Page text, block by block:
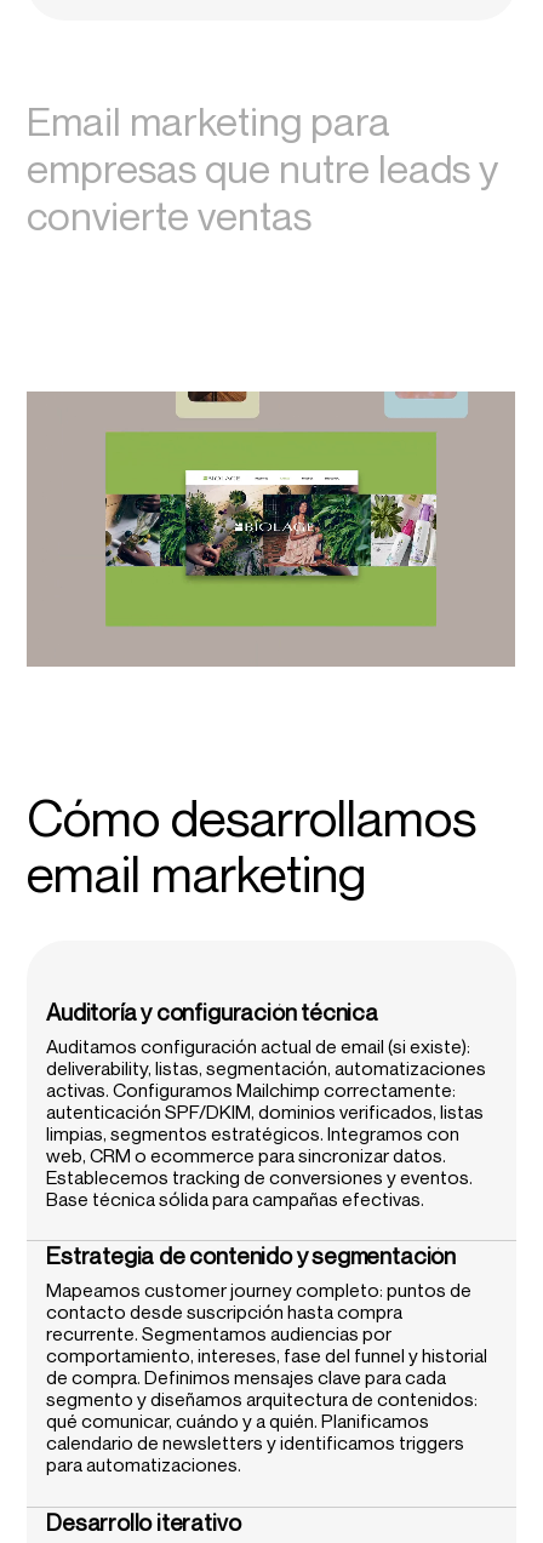
Email marketing para
empresas que nutre leads y
convierte ventas
Cómo desarrollamos
email marketing
Auditoría y configuración técnica
Auditamos configuración actual de email (si existe):
deliverability, listas, segmentación, automatizaciones
activas. Configuramos Mailchimp correctamente:
autenticación SPF/DKIM, dominios verificados, listas
limpias, segmentos estratégicos. Integramos con
web, CRM o ecommerce para sincronizar datos.
Establecemos tracking de conversiones y eventos.
Base técnica sólida para campañas efectivas.
Estrategia de contenido y segmentación
Mapeamos customer journey completo: puntos de
contacto desde suscripción hasta compra
recurrente. Segmentamos audiencias por
comportamiento, intereses, fase del funnel y historial
de compra. Definimos mensajes clave para cada
segmento y diseñamos arquitectura de contenidos:
qué comunicar, cuándo y a quién. Planificamos
calendario de newsletters y identificamos triggers
para automatizaciones.
Desarrollo iterativo